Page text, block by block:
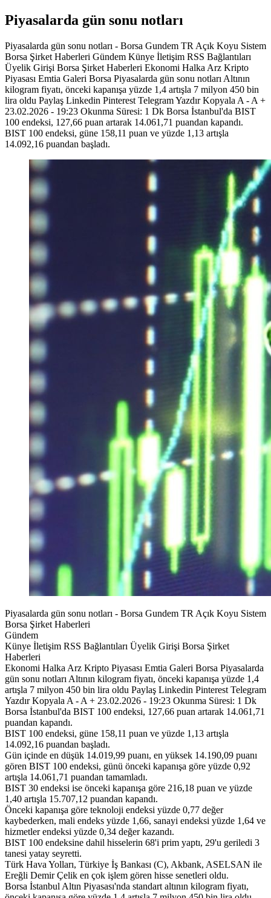
Piyasalarda gün sonu notları
Piyasalarda gün sonu notları - Borsa Gundem TR Açık Koyu Sistem
Borsa Şirket Haberleri Gündem Künye İletişim RSS Bağlantıları
Üyelik Girişi Borsa Şirket Haberleri Ekonomi Halka Arz Kripto
Piyasası Emtia Galeri Borsa Piyasalarda gün sonu notları Altının
kilogram fiyatı, önceki kapanışa yüzde 1,4 artışla 7 milyon 450 bin
lira oldu Paylaş Linkedin Pinterest Telegram Yazdır Kopyala A - A +
23.02.2026 - 19:23 Okunma Süresi: 1 Dk Borsa İstanbul'da BIST
100 endeksi, 127,66 puan artarak 14.061,71 puandan kapandı.
BIST 100 endeksi, güne 158,11 puan ve yüzde 1,13 artışla
14.092,16 puandan başladı.
Piyasalarda gün sonu notları - Borsa Gundem TR Açık Koyu Sistem
Borsa Şirket Haberleri
Gündem
Künye İletişim RSS Bağlantıları Üyelik Girişi Borsa Şirket
Haberleri
Ekonomi Halka Arz Kripto Piyasası Emtia Galeri Borsa Piyasalarda
gün sonu notları Altının kilogram fiyatı, önceki kapanışa yüzde 1,4
artışla 7 milyon 450 bin lira oldu Paylaş Linkedin Pinterest Telegram
Yazdır Kopyala A - A + 23.02.2026 - 19:23 Okunma Süresi: 1 Dk
Borsa İstanbul'da BIST 100 endeksi, 127,66 puan artarak 14.061,71
puandan kapandı.
BIST 100 endeksi, güne 158,11 puan ve yüzde 1,13 artışla
14.092,16 puandan başladı.
Gün içinde en düşük 14.019,99 puanı, en yüksek 14.190,09 puanı
gören BIST 100 endeksi, günü önceki kapanışa göre yüzde 0,92
artışla 14.061,71 puandan tamamladı.
BIST 30 endeksi ise önceki kapanışa göre 216,18 puan ve yüzde
1,40 artışla 15.707,12 puandan kapandı.
Önceki kapanışa göre teknoloji endeksi yüzde 0,77 değer
kaybederken, mali endeks yüzde 1,66, sanayi endeksi yüzde 1,64 ve
hizmetler endeksi yüzde 0,34 değer kazandı.
BIST 100 endeksine dahil hisselerin 68'i prim yaptı, 29'u geriledi 3
tanesi yatay seyretti.
Türk Hava Yolları, Türkiye İş Bankası (C), Akbank, ASELSAN ile
Ereğli Demir Çelik en çok işlem gören hisse senetleri oldu.
Borsa İstanbul Altın Piyasası'nda standart altının kilogram fiyatı,